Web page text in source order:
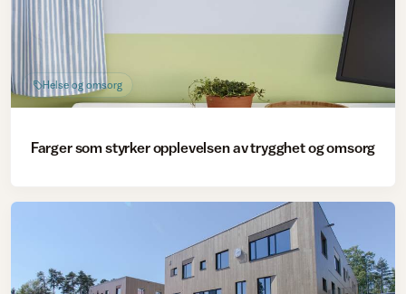
Helse og omsorg
Farger som styrker opplevelsen av trygghet og omsorg